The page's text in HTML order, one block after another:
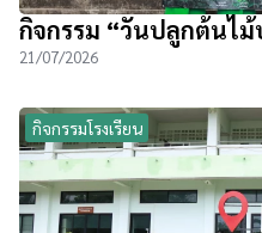
กิจกรรม “วันปลูกต้นไ
21/07/2026
กิจกรรมโรงเรียน